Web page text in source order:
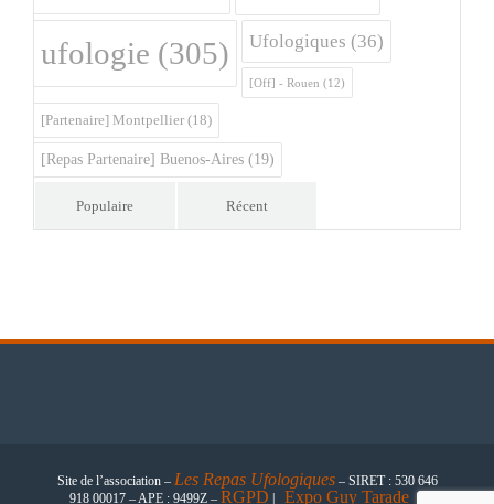
ufologie (305) Ufologiques (36)
[Off] - Rouen (12)
[Partenaire] Montpellier (18)
[Repas Partenaire] Buenos-Aires (19)
Populaire Récent
Site de l’association – Les Repas Ufologiques– SIRET : 530 646
918 00017 – APE : 9499Z – RGPD Expo Guy Tarade